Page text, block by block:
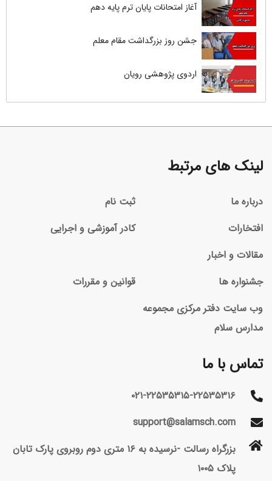
آغاز امتحانات پایان ترم پایه دهم
جشن روز بزرگداشت مقام معلم
اردوی پژوهشی رویان
لینک های مرتبط
درباره ما
ثبت نام
افتخارات
کادر آموزشی و اجرایی
مقالات و اخبار
جشنواره ها
قوانین و مقررات
وب سایت دفتر مرکزی مجموعه
مدارس سلام
تماس با ما
۰۲۱-۲۲۵۳۵۳۱۵-۲۲۵۳۵۳۱۶
support@salamsch.com
بزرگراه رسالت -نرسیده به ۱۶ متری دوم روبروی پارک تابان
پلاک ۱۰۰۵